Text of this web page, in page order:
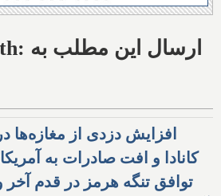
Share this with: ارسال این مطلب به
افزایش دزدی از مغازه‌ها در
کانادا و افت صادرات به
توافق تنگه هرمز در قدم آخر